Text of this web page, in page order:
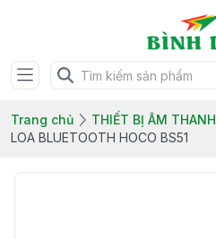
Trang chủ
THIẾT BỊ ÂM THANH
LOA BLUETOOTH HOCO BS51